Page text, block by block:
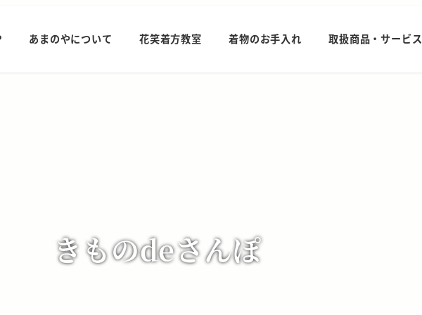
あまのやについて 花笑着方教室 着物のお手入れ 取扱商品・サービス
きものdeさんぽ